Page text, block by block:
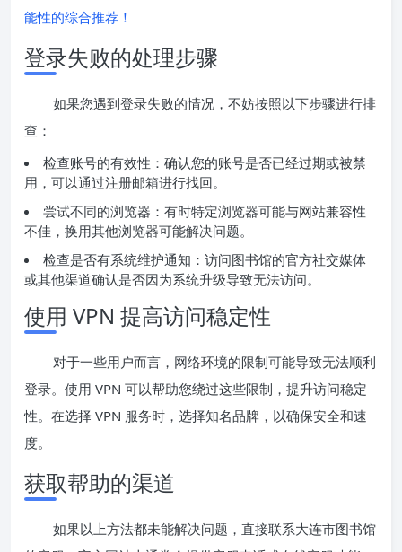
能性的综合推荐！
登录失败的处理步骤
如果您遇到登录失败的情况，不妨按照以下步骤进行排
查：
检查账号的有效性：确认您的账号是否已经过期或被禁
用，可以通过注册邮箱进行找回。
尝试不同的浏览器：有时特定浏览器可能与网站兼容性
不佳，换用其他浏览器可能解决问题。
检查是否有系统维护通知：访问图书馆的官方社交媒体
或其他渠道确认是否因为系统升级导致无法访问。
使用 VPN 提高访问稳定性
对于一些用户而言，网络环境的限制可能导致无法顺利
登录。使用 VPN 可以帮助您绕过这些限制，提升访问稳定
性。在选择 VPN 服务时，选择知名品牌，以确保安全和速
度。
获取帮助的渠道
如果以上方法都未能解决问题，直接联系大连市图书馆